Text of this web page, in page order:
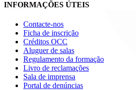
INFORMAÇÕES ÚTEIS
Contacte-nos
Ficha de inscrição
Créditos OCC
Aluguer de salas
Regulamento da formação
Livro de reclamações
Sala de imprensa
Portal de denúncias